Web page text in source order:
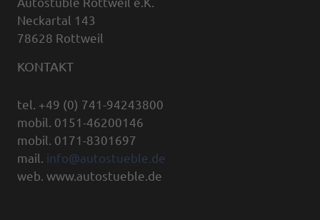
Autostüble Rottweil e.K.
Neckartal 143
78628 Rottweil
KONTAKT
tel. +49 (0) 741-94243800
mobil. 0151-46200146
mobil. 0171-8301697
mail. info@autostueble.de
web. www.autostueble.de